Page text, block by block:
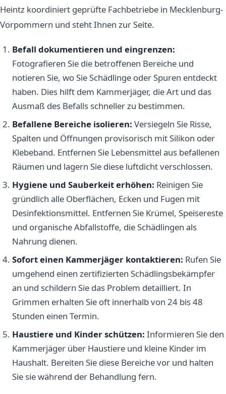
Heintz koordiniert geprüfte Fachbetriebe in Mecklenburg-
Vorpommern und steht Ihnen zur Seite.
Befall dokumentieren und eingrenzen:
Fotografieren Sie die betroffenen Bereiche und
notieren Sie, wo Sie Schädlinge oder Spuren entdeckt
haben. Dies hilft dem Kammerjäger, die Art und das
Ausmaß des Befalls schneller zu bestimmen.
Befallene Bereiche isolieren: Versiegeln Sie Risse,
Spalten und Öffnungen provisorisch mit Silikon oder
Klebeband. Entfernen Sie Lebensmittel aus befallenen
Räumen und lagern Sie diese luftdicht verschlossen.
Hygiene und Sauberkeit erhöhen: Reinigen Sie
gründlich alle Oberflächen, Ecken und Fugen mit
Desinfektionsmittel. Entfernen Sie Krümel, Speisereste
und organische Abfallstoffe, die Schädlingen als
Nahrung dienen.
Sofort einen Kammerjäger kontaktieren: Rufen Sie
umgehend einen zertifizierten Schädlingsbekämpfer
an und schildern Sie das Problem detailliert. In
Grimmen erhalten Sie oft innerhalb von 24 bis 48
Stunden einen Termin.
Haustiere und Kinder schützen: Informieren Sie den
Kammerjäger über Haustiere und kleine Kinder im
Haushalt. Bereiten Sie diese Bereiche vor und halten
Sie sie während der Behandlung fern.